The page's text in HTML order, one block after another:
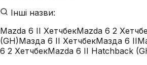
Інші назви:
Mazda 6 II ХетчбекMazda 6 2
(GH)Мазда 6 II ХетчбекМазда 6 II
6 2 ХетчбекMazda 6 II Hatchback